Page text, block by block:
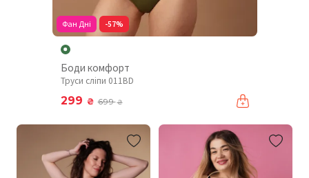
Фан Дні -57%
Боди комфорт
Труси сліпи 011BD
299 ₴ 699₴